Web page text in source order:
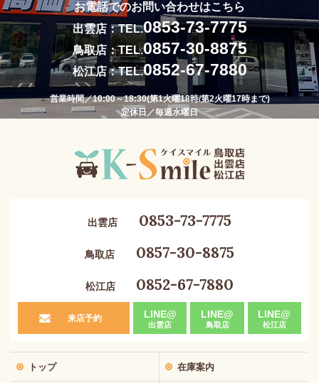
お電話でのお問い合わせはこちら
出雲店：TEL.0853-73-7775
鳥取店：TEL.0857-30-8875
松江店：TEL.0852-67-7880
営業時間／10:00～18:30(第1火曜18時/第2火曜17時まで)
定休日／毎週水曜日
出雲店 0853-73-7775
鳥取店 0857-30-8875
松江店 0852-67-7880
来店予約 LINE@
出雲店
LINE@
鳥取店
LINE@
松江店
トップ 在庫案内